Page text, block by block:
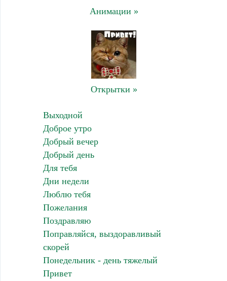
Анимации »
Открытки »
Выходной
Доброе утро
Добрый вечер
Добрый день
Для тебя
Дни недели
Люблю тебя
Пожелания
Поздравляю
Поправляйся, выздоравливый
скорей
Понедельник - день тяжелый
Привет